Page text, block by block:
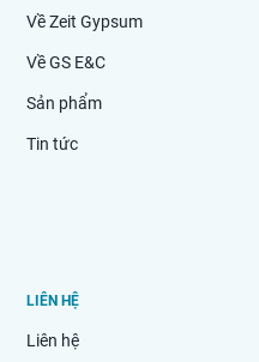
Về Zeit Gypsum
Về GS E&C
Sản phẩm
Tin tức
LIÊN HỆ
Liên hệ